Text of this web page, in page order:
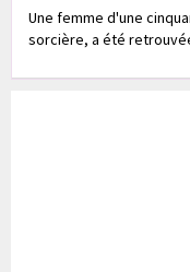
Une femme d'une
sorcière, a été